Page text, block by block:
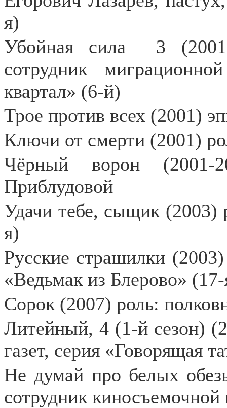
я)
Убойная сила
3
сотрудник
квартал» (6-й)
Трое против всех (2001)
Ключи от смерти (2001)
Чёрный ворон (2001-
Приблудовой
Удачи тебе, сыщик (2003)
я)
Русские страшилки
«Ведьмак из Блерово»
Сорок (2007) роль:
Литейный, 4 (1-й сезон)
газет, серия «Говорящая
Не думай про белых
сотрудник